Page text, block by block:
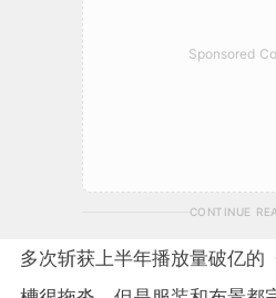
Sponsored
CONTINUE
多次斩获上半年播放量破亿的